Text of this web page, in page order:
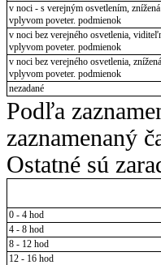
v noci - s verejným osvetlením,
vplyvom poveter. podmienok
v noci bez verejného osvetlenia,
vplyvom poveter. podmienok
v noci bez verejného osvetlenia,
vplyvom poveter. podmienok
nezadané
Podľa
zaznamenaný
Ostatné sú
0 - 4 hod
4 - 8 hod
8 - 12 hod
12 - 16 hod